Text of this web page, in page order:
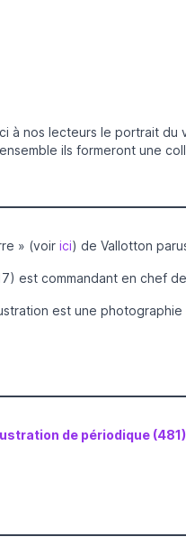
à nos lecteurs le portrait
ils formeront une
» (voir ici) de Vallotton
est commandant en chef
est une
de périodique (481)